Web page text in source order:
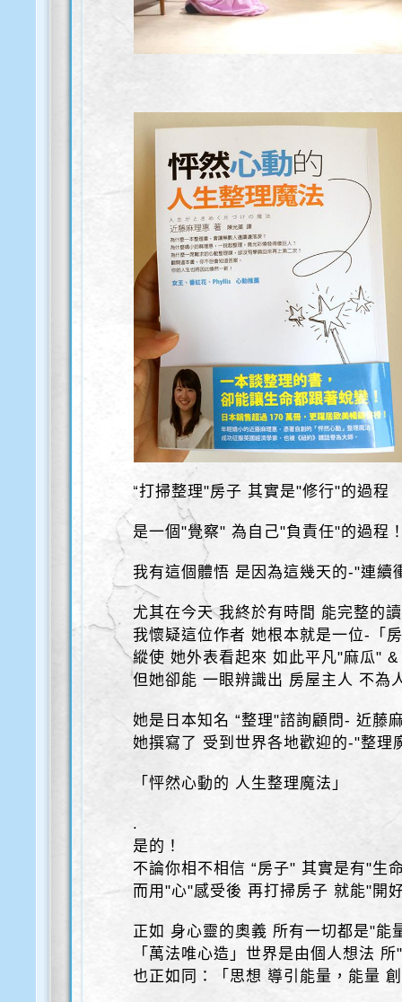
“打掃整理"房子 其實是"修行"的過程
是一個"覺察" 為自己"負責任"的過程
我有這個體悟 是因為這幾天的-"連續
尤其在今天 我終於有時間 能完整的
我懷疑這位作者 她根本就是一位-「
縱使 她外表看起來 如此平凡"麻瓜"
但她卻能 一眼辨識出 房屋主人 不為
她是日本知名 “整理"諮詢顧問- 近藤
她撰寫了 受到世界各地歡迎的-"整理
「怦然心動的 人生整理魔法」
.
是的！
不論你相不相信 “房子" 其實是有"生
而用"心"感受後 再打掃房子 就能"開
正如 身心靈的奧義 所有一切都是"能
「萬法唯心造」世界是由個人想法
也正如同：「思想 導引能量，能量